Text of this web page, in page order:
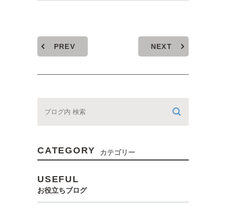
PREV NEXT
CATEGORY カテゴリー
USEFUL
お役立ちブログ